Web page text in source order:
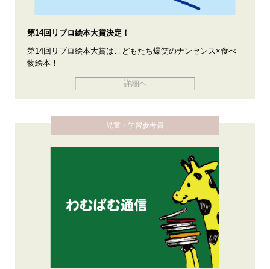
第14回リブロ絵本大賞決定！
第14回リブロ絵本大賞はこどもたち爆笑のナンセンス×食べ
物絵本！
詳細へ
児童・学習参考書